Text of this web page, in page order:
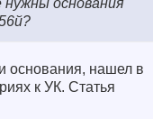
нужны основания
основания, нашел в
к УК. Статья